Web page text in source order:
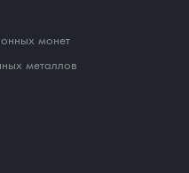
монет
металлов